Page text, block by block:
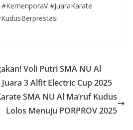
#JuaraKarate
Voli Putri SMA NU Al
3 Alfit Electric Cup 2025
SMA NU Al Ma’ruf Kudus
Lolos Menuju PORPROV 2025